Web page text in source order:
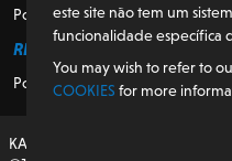
Portal do Cliente
REGULATÓRIO
Política de Privacidade e Cookies
KASEMAKE, projetado e
este site não tem um
funcionalidade específica
You may wish to refer to
COOKIES for more